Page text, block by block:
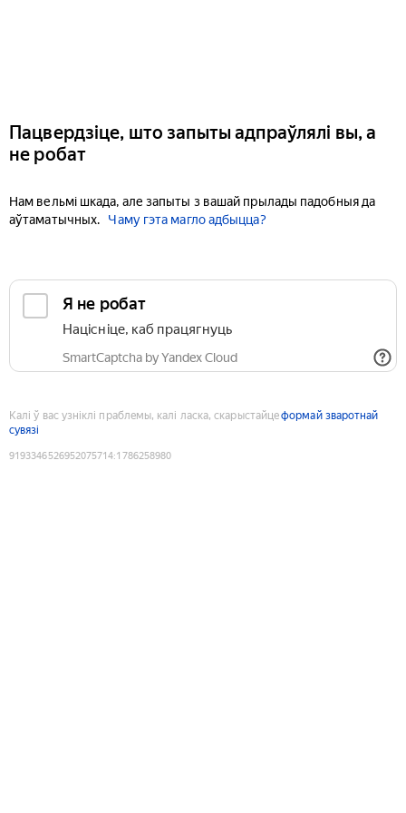
Пацвердзіце, што запыты адпраўлялі вы, а
не робат
Нам вельмі шкада, але запыты з вашай прылады падобныя да
аўтаматычных.
Чаму гэта магло адбыцца?
Я не робат
Націсніце, каб працягнуць
SmartCaptcha by Yandex Cloud
Калі ў вас узніклі праблемы, калі ласка, скарыстайцеформай зваротнай
сувязі
9193346526952075714:1786258980